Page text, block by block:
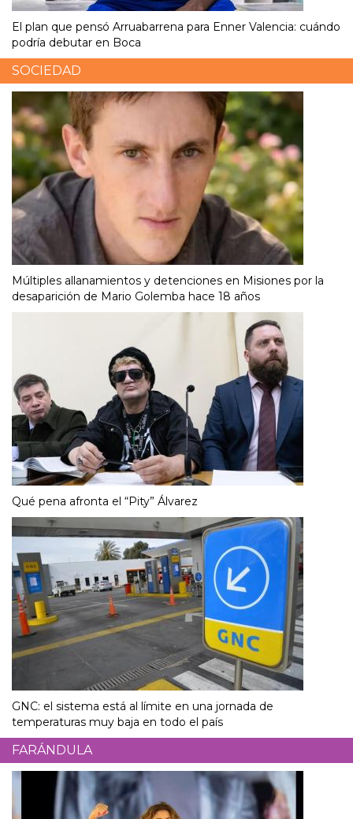
El plan que pensó Arruabarrena para Enner Valencia: cuándo
podría debutar en Boca
SOCIEDAD
Múltiples allanamientos y detenciones en Misiones por la
desaparición de Mario Golemba hace 18 años
Qué pena afronta el “Pity” Álvarez
GNC: el sistema está al límite en una jornada de
temperaturas muy baja en todo el país
FARÁNDULA